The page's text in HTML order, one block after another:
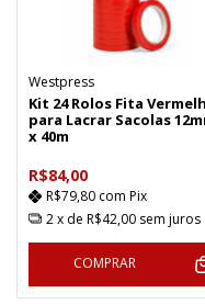
Westpress
Kit 24 Rolos Fita
para Lacrar Sacolas
x 40m
R$84,00
R$79,80 com Pix
2x de R$42,00 sem juros
COMPRAR